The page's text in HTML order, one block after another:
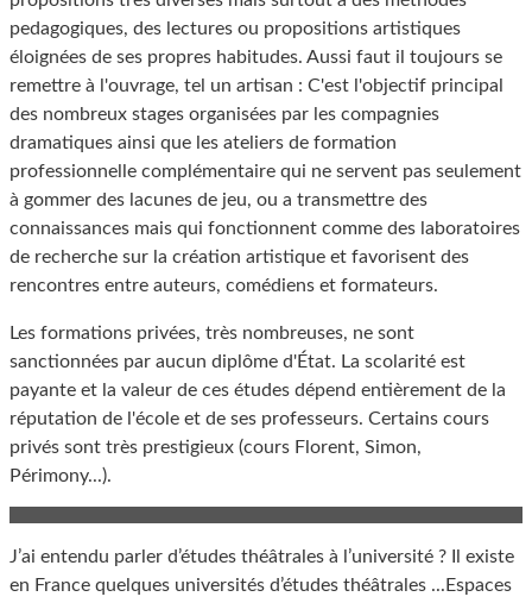
pedagogiques, des lectures ou propositions artistiques
éloignées de ses propres habitudes. Aussi faut il toujours se
remettre à l'ouvrage, tel un artisan : C'est l'objectif principal
des nombreux stages organisées par les compagnies
dramatiques ainsi que les ateliers de formation
professionnelle complémentaire qui ne servent pas seulement
à gommer des lacunes de jeu, ou a transmettre des
connaissances mais qui fonctionnent comme des laboratoires
de recherche sur la création artistique et favorisent des
rencontres entre auteurs, comédiens et formateurs.
Les formations privées, très nombreuses, ne sont
sanctionnées par aucun diplôme d'État. La scolarité est
payante et la valeur de ces études dépend entièrement de la
réputation de l'école et de ses professeurs. Certains cours
privés sont très prestigieux (cours Florent, Simon,
Périmony...).
J’ai entendu parler d’études théâtrales à l’université ? Il existe
en France quelques universités d’études théâtrales ...Espaces